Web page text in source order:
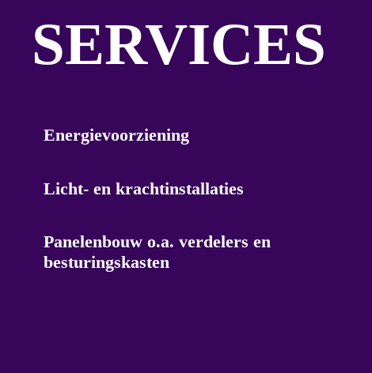
SERVICES
Energievoorziening
Licht- en krachtinstallaties
Panelenbouw o.a. verdelers en
besturingskasten